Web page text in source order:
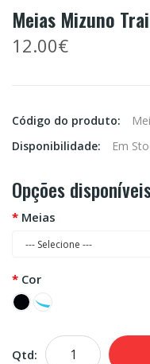
Meias Mizuno
12.00€
Código do produto:
Disponibilidade:
Em
Opções
Meias
Cor
Qtd: